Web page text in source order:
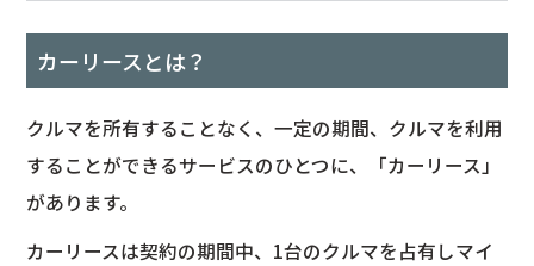
カーリースとは？
クルマを所有することなく、一定の期間、クルマを利用
することができるサービスのひとつに、「カーリース」
があります。
カーリースは契約の期間中、1台のクルマを占有しマイ